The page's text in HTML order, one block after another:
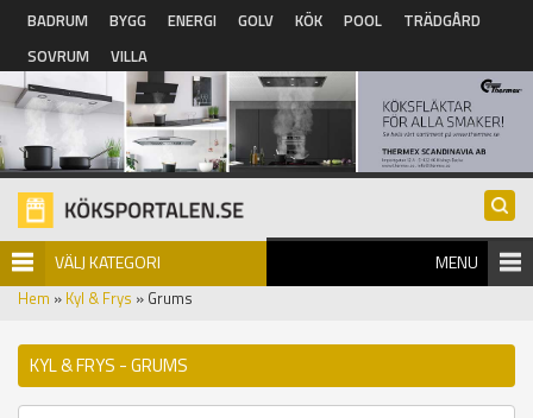
Hoppa till huvudinnehåll
BADRUM BYGG ENERGI GOLV KÖK POOL
TRÄDGÅRD
SOVRUM
VILLA
VÄLJ KATEGORI MENU
Hem » Kyl & Frys » Grums
KYL & FRYS - GRUMS